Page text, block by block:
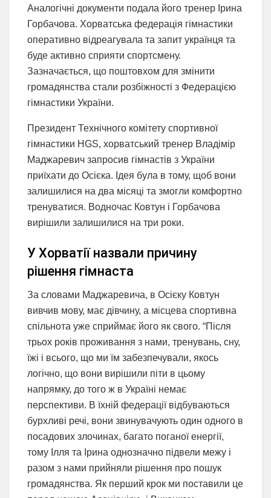
Аналогічні документи подала його тренер Ірина
Горбачова. Хорватська федерація гімнастики
оперативно відреагувала та запит українця та
буде активно сприяти спортсмену.
Зазначається, що поштовхом для змінити
громадянства стали розбіжності з Федерацією
гімнастики України.
Президент Технічного комітету спортивної
гімнастики HGS, хорватський тренер Владімір
Маджаревич запросив гімнастів з України
приїхати до Осієка. Ідея була в тому, щоб вони
залишилися на два місяці та змогли комфортно
тренуватися. Водночас Ковтун і Горбачова
вирішили залишилися на три роки.
У Хорватії назвали причину
рішення гімнаста
За словами Маджаревича, в Осієку Ковтун
вивчив мову, має дівчину, а місцева спортивна
спільнота уже сприймає його як свого. “Після
трьох років проживання з нами, тренувань, сну,
їжі і всього, що ми їм забезпечували, якось
логічно, що вони вирішили піти в цьому
напрямку, до того ж в Україні немає
перспективи. В їхній федерації відбуваються
бурхливі речі, вони звинувачують один одного в
посадових злочинах, багато поганої енергії,
тому Ілля та Ірина однозначно підвели межу і
разом з нами прийняли рішення про пошук
громадянства. Як перший крок ми поставили це